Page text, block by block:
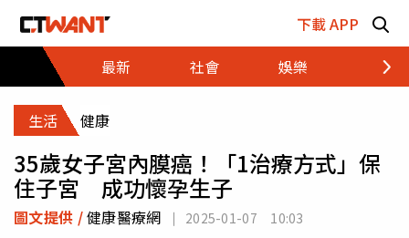
下載 APP
最新
社會 娛樂 財經
生活 健康
35歲女子宮內膜癌！「1治療方式」保
住子宮 成功懷孕生子
圖文提供 /健康醫療網 2025-01-07 10:03